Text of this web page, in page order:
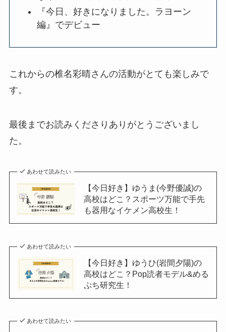
『今日、好きになりました。ラヨーン
編』でデビュー
これからの椎名彩晴さんの活動がとても楽しみで
す。
最後までお読みくださりありがとうございまし
た。
あわせて読みたい
【今日好き】ゆうま(今野優誠)の
高校はどこ？スポーツ万能で手先
も器用なイケメン高校生！
あわせて読みたい
【今日好き】ゆうひ(岩間夕陽)の
高校はどこ？Pop読者モデル&める
ぷち研究生！
あわせて読みたい